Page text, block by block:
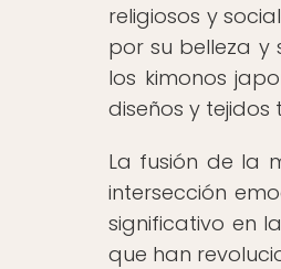
religiosos y
por su belleza y
los kimonos
diseños y tejidos
La fusión de la
intersección
significativo en
que han